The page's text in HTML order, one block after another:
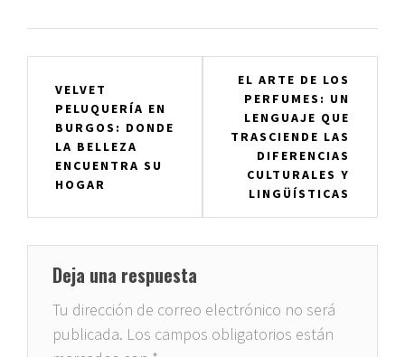
entradas
VELVET
PELUQUERÍA EN
BURGOS: DONDE
LA BELLEZA
ENCUENTRA SU
HOGAR
EL ARTE DE LOS
PERFUMES: UN
LENGUAJE QUE
TRASCIENDE LAS
DIFERENCIAS
CULTURALES Y
LINGÜÍSTICAS
Deja una respuesta
Tu dirección de correo electrónico no será
publicada. Los campos obligatorios están